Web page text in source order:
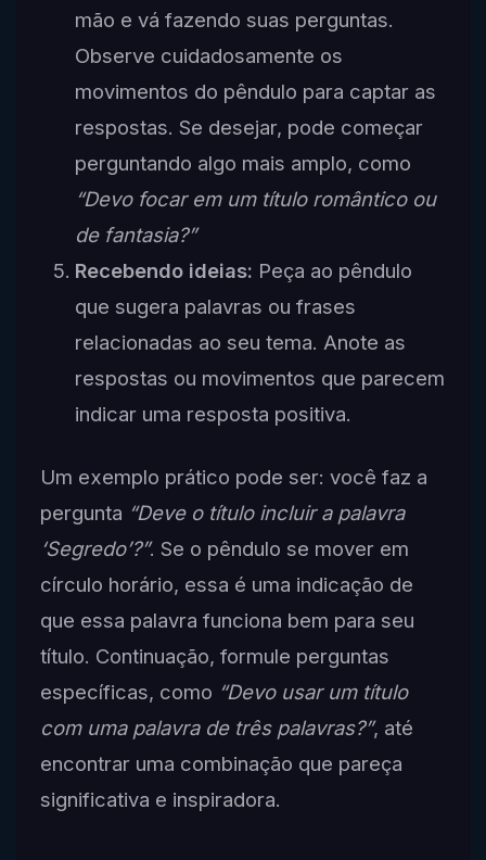
mão e vá fazendo suas perguntas.
Observe cuidadosamente os
movimentos do pêndulo para captar as
respostas. Se desejar, pode começar
perguntando algo mais amplo, como
“Devo focar em um título romântico ou
de fantasia?”
Recebendo ideias: Peça ao pêndulo
que sugera palavras ou frases
relacionadas ao seu tema. Anote as
respostas ou movimentos que parecem
indicar uma resposta positiva.
Um exemplo prático pode ser: você faz a
pergunta “Deve o título incluir a palavra
‘Segredo’?”. Se o pêndulo se mover em
círculo horário, essa é uma indicação de
que essa palavra funciona bem para seu
título. Continuação, formule perguntas
específicas, como “Devo usar um título
com uma palavra de três palavras?”, até
encontrar uma combinação que pareça
significativa e inspiradora.